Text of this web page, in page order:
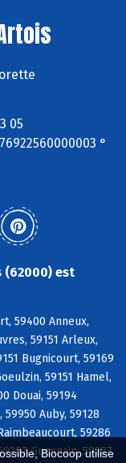
Biocoop utilise
05
°
(62000) est
59400 Anneux,
59151 Arleux,
Bugnicourt, 59169
59151 Hamel,
Douai, 59194
Auby, 59128
59286
Guesnain, 59287